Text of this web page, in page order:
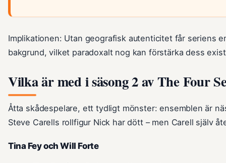
Implikationen: Utan geografisk autenticitet får seriens
bakgrund, vilket paradoxalt nog kan förstärka dess
Vilka är med i säsong 2 av The Four
Åtta skådespelare, ett tydligt mönster: ensemblen är
Steve Carells rollfigur Nick har dött – men Carell själv
Tina Fey och Will Forte